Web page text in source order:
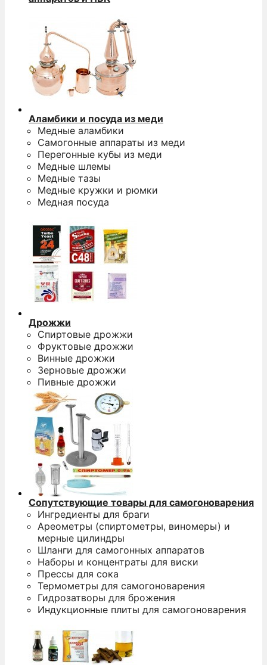
Аламбики и посуда из меди
Медные аламбики
Самогонные аппараты из меди
Перегонные кубы из меди
Медные шлемы
Медные тазы
Медные кружки и рюмки
Медная посуда
Дрожжи
Спиртовые дрожжи
Фруктовые дрожжи
Винные дрожжи
Зерновые дрожжи
Пивные дрожжи
Сопутствующие товары для самогоноварения
Ингредиенты для браги
Ареометры (спиртометры, виномеры) и
мерные цилиндры
Шланги для самогонных аппаратов
Наборы и концентраты для виски
Прессы для сока
Термометры для самогоноварения
Гидрозатворы для брожения
Индукционные плиты для самогоноварения